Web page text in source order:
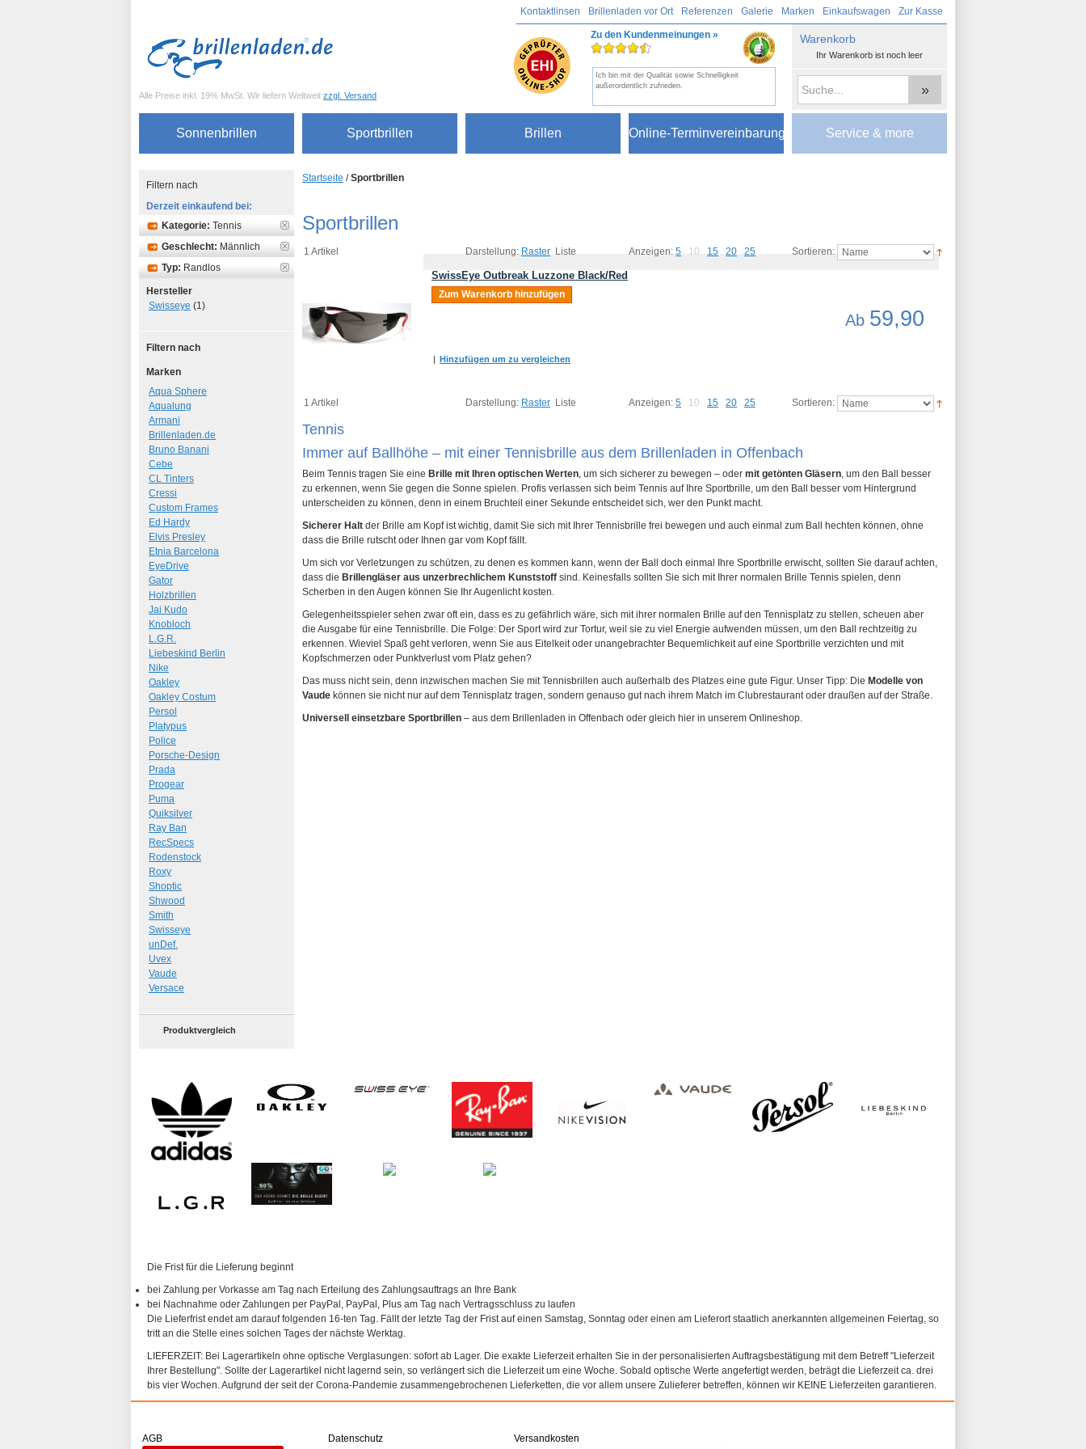
Kontaktlinsen Brillenladen vor Ort Referenzen Galerie Marken Einkaufswagen Zur Kasse
Zu den Kundenmeinungen »
Ich bin mit der Qualität sowie Schnelligkeit
außerordentlich zufrieden.
Alle Preise inkl. 19% MwSt. Wir liefern Weltweit zzgl. Versand »
Warenkorb
Ihr Warenkorb ist noch leer
Sonnenbrillen Sportbrillen Brillen Online-Terminvereinbarung Service & more
Startseite /Sportbrillen
Sportbrillen
1 Artikel Sortieren:
Anzeigen: 5 10 15 20 25
Darstellung: Raster Liste
SwissEye Outbreak Luzzone Black/Red
Ab 59,90
Zum Warenkorb hinzufügen
| Hinzufügen um zu vergleichen
1 Artikel Sortieren:
Anzeigen: 5 10 15 20 25
Darstellung: Raster Liste
Tennis
Immer auf Ballhöhe – mit einer Tennisbrille aus dem Brillenladen in Offenbach
Beim Tennis tragen Sie eine Brille mit Ihren optischen Werten, um sich sicherer zu bewegen – oder mit getönten Gläsern, um den Ball besser
zu erkennen, wenn Sie gegen die Sonne spielen. Profis verlassen sich beim Tennis auf Ihre Sportbrille, um den Ball besser vom Hintergrund
unterscheiden zu können, denn in einem Bruchteil einer Sekunde entscheidet sich, wer den Punkt macht.
Sicherer Halt der Brille am Kopf ist wichtig, damit Sie sich mit Ihrer Tennisbrille frei bewegen und auch einmal zum Ball hechten können, ohne
dass die Brille rutscht oder Ihnen gar vom Kopf fällt.
Um sich vor Verletzungen zu schützen, zu denen es kommen kann, wenn der Ball doch einmal Ihre Sportbrille erwischt, sollten Sie darauf achten,
dass die Brillengläser aus unzerbrechlichem Kunststoff sind. Keinesfalls sollten Sie sich mit Ihrer normalen Brille Tennis spielen, denn
Scherben in den Augen können Sie Ihr Augenlicht kosten.
Gelegenheitsspieler sehen zwar oft ein, dass es zu gefährlich wäre, sich mit ihrer normalen Brille auf den Tennisplatz zu stellen, scheuen aber
die Ausgabe für eine Tennisbrille. Die Folge: Der Sport wird zur Tortur, weil sie zu viel Energie aufwenden müssen, um den Ball rechtzeitig zu
erkennen. Wieviel Spaß geht verloren, wenn Sie aus Eitelkeit oder unangebrachter Bequemlichkeit auf eine Sportbrille verzichten und mit
Kopfschmerzen oder Punktverlust vom Platz gehen?
Das muss nicht sein, denn inzwischen machen Sie mit Tennisbrillen auch außerhalb des Platzes eine gute Figur. Unser Tipp: Die Modelle von
Vaude können sie nicht nur auf dem Tennisplatz tragen, sondern genauso gut nach ihrem Match im Clubrestaurant oder draußen auf der Straße.
Universell einsetzbare Sportbrillen – aus dem Brillenladen in Offenbach oder gleich hier in unserem Onlineshop.
Filtern nach
Derzeit einkaufend bei:
Kategorie: Tennis
Geschlecht: Männlich
Typ: Randlos
Hersteller
Swisseye (1)
Filtern nach
Marken
Aqua Sphere
Aqualung
Armani
Brillenladen.de
Bruno Banani
Cebe
CL Tinters
Cressi
Custom Frames
Ed Hardy
Elvis Presley
Etnia Barcelona
EyeDrive
Gator
Holzbrillen
Jai Kudo
Knobloch
L.G.R.
Liebeskind Berlin
Nike
Oakley
Oakley Costum
Persol
Platypus
Police
Porsche-Design
Prada
Progear
Puma
Quiksilver
Ray Ban
RecSpecs
Rodenstock
Roxy
Shoptic
Shwood
Smith
Swisseye
unDef.
Uvex
Vaude
Versace
Produktvergleich
Die Frist für die Lieferung beginnt
bei Zahlung per Vorkasse am Tag nach Erteilung des Zahlungsauftrags an Ihre Bank
bei Nachnahme oder Zahlungen per PayPal, PayPal, Plus am Tag nach Vertragsschluss zu laufen
Die Lieferfrist endet am darauf folgenden 16-ten Tag. Fällt der letzte Tag der Frist auf einen Samstag, Sonntag oder einen am Lieferort staatlich anerkannten allgemeinen Feiertag, so
tritt an die Stelle eines solchen Tages der nächste Werktag.
LIEFERZEIT: Bei Lagerartikeln ohne optische Verglasungen: sofort ab Lager. Die exakte Lieferzeit erhalten Sie in der personalisierten Auftragsbestätigung mit dem Betreff "Lieferzeit
Ihrer Bestellung". Sollte der Lagerartikel nicht lagernd sein, so verlängert sich die Lieferzeit um eine Woche. Sobald optische Werte angefertigt werden, beträgt die Lieferzeit ca. drei
bis vier Wochen. Aufgrund der seit der Corona-Pandemie zusammengebrochenen Lieferketten, die vor allem unsere Zulieferer betreffen, können wir KEINE Lieferzeiten garantieren.
AGB
Datenschutz
Versandkosten